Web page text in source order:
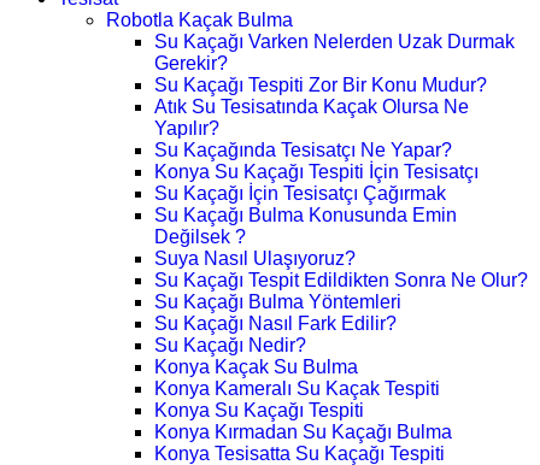
Robotla Kaçak Bulma
Su Kaçağı Varken Nelerden Uzak Durmak
Gerekir?
Su Kaçağı Tespiti Zor Bir Konu Mudur?
Atık Su Tesisatında Kaçak Olursa Ne
Yapılır?
Su Kaçağında Tesisatçı Ne Yapar?
Konya Su Kaçağı Tespiti İçin Tesisatçı
Su Kaçağı İçin Tesisatçı Çağırmak
Su Kaçağı Bulma Konusunda Emin
Değilsek ?
Suya Nasıl Ulaşıyoruz?
Su Kaçağı Tespit Edildikten Sonra Ne Olur?
Su Kaçağı Bulma Yöntemleri
Su Kaçağı Nasıl Fark Edilir?
Su Kaçağı Nedir?
Konya Kaçak Su Bulma
Konya Kameralı Su Kaçak Tespiti
Konya Su Kaçağı Tespiti
Konya Kırmadan Su Kaçağı Bulma
Konya Tesisatta Su Kaçağı Tespiti